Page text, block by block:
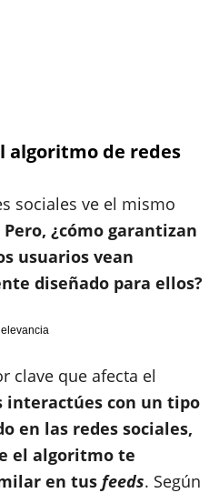
algoritmo de redes
sociales ve el mismo
Pero, ¿cómo garantizan
usuarios vean
diseñado para ellos?
clave que afecta el
interactúes con un tipo
en las redes sociales,
el algoritmo te
en tus feeds. Según